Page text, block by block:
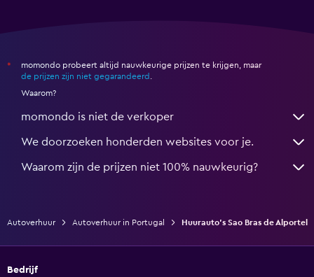
*
momondo probeert altijd nauwkeurige prijzen te krijgen, maar
de prijzen zijn niet gegarandeerd .
Waarom?
momondo is niet de verkoper
We doorzoeken honderden websites voor je.
Waarom zijn de prijzen niet 100% nauwkeurig?
Autoverhuur Autoverhuur in Portugal Huurauto's Sao Bras de Alportel
Bedrijf